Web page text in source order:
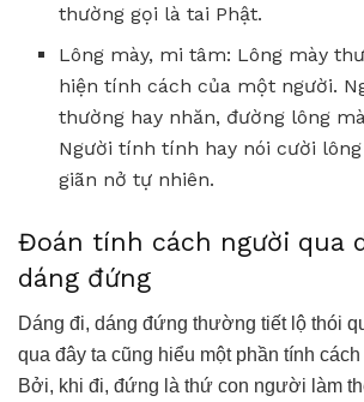
thường gọi là tai Phật.
Lông mày, mi tâm: Lông mày
hiện tính cách của một người.
thường hay nhăn, đường lông
Người tính tính hay nói cười
giãn nở tự nhiên.
Đoán tính cách người qua
dáng đứng
Dáng đi, dáng đứng thường tiết lộ thói
qua đây ta cũng hiểu một phần tính
Bởi, khi đi, đứng là thứ con người làm